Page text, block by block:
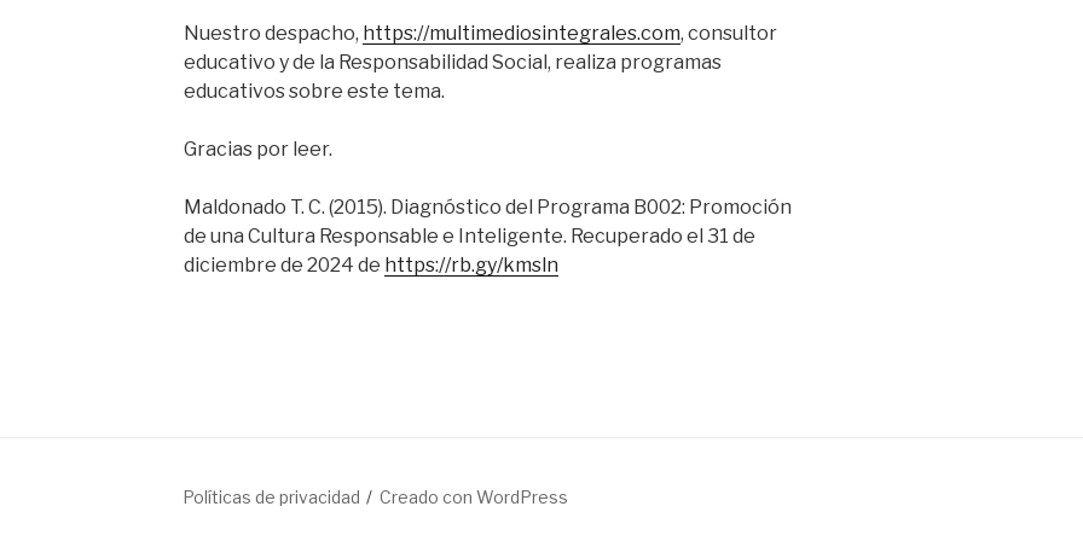
Nuestro despacho, https://multimediosintegrales.com, consultor
educativo y de la Responsabilidad Social, realiza programas
educativos sobre este tema.
Gracias por leer.
Maldonado T. C. (2015). Diagnóstico del Programa B002: Promoción
de una Cultura Responsable e Inteligente. Recuperado el 31 de
diciembre de 2024 de https://rb.gy/kmsln
Políticas de privacidad Creado con WordPress